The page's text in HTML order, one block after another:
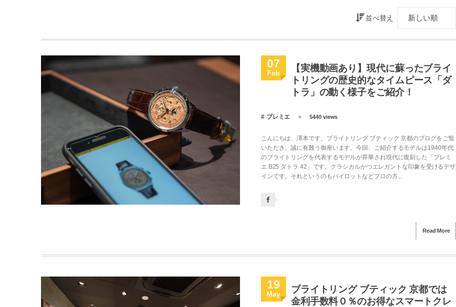
並べ替え
07
Feb
【実機動画あり】現代に蘇ったブライ
トリングの歴史的なタイムピース「ダ
トラ」の動く様子をご紹介！
プレミエ 5440 views
こんにちは、澤本です。ブライトリング ブティック 京都のブログをご覧
いただき、誠に有難う御座います。今回、ご紹介するモデルは1940年代
のブライトリングを代表するモデルが昇華され現代に復刻した「プレミ
エ B25 ダトラ 42」です。クラシカルかつエレガントな印象を受けるデザ
インです。それというのもパイロットなどプロの方...
Read More
19
May
ブライトリング ブティック 京都では
金利手数料０％のお得なスマートクレ